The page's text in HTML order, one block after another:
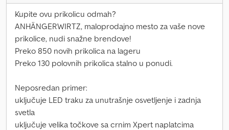
Kupite ovu prikolicu odmah?
ANHÄNGERWIRTZ, maloprodajno mesto za vaše nove
prikolice, nudi snažne brendove!
Preko 850 novih prikolica na lageru
Preko 130 polovnih prikolica stalno u ponudi.
Neposredan primer:
uključuje LED traku za unutrašnje osvetljenje i zadnja
svetla
uključuje velika točkove sa crnim Xpert naplatcima